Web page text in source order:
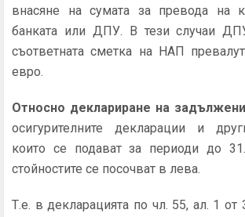
внасяне на сумата за превода на
банката или ДПУ. В тези случаи
съответната сметка на НАП
евро.
Относно деклариране на
осигурителните декларации и
които се подават за периоди до
стойностите се посочват в лева.
Т.е. в декларацията по чл. 55, ал. 1 от